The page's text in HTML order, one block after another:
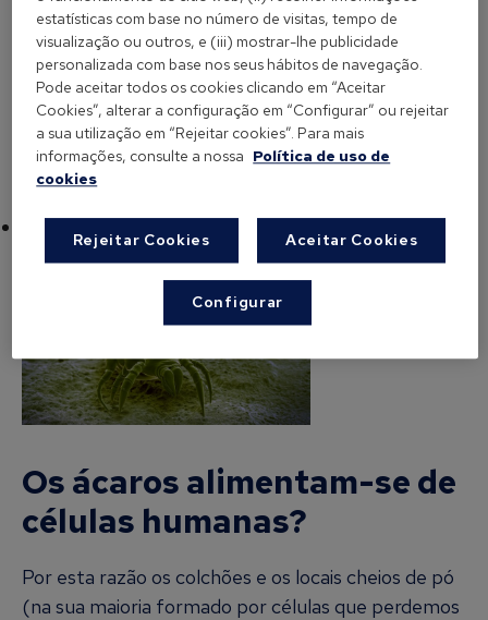
contrário, nas regiões do interior da península há
pouca presença de ácaros, já que o clima é seco,
devido a uma humidade relativa abaixo dos 50%.
Os ácaros alimentam-se de células humanas?
Os ácaros alimentam-se de
células humanas?
Por esta razão os colchões e os locais cheios de pó
(na sua maioria formado por células que perdemos
estatísticas com base no número de visitas, tempo de
visualização ou outros, e (iii) mostrar-lhe publicidade
personalizada com base nos seus hábitos de navegação.
Pode aceitar todos os cookies clicando em “Aceitar
Cookies”, alterar a configuração em “Configurar” ou rejeitar
a sua utilização em “Rejeitar cookies”. Para mais
informações, consulte a nossa Política de uso de
cookies
Rejeitar Cookies Aceitar Cookies
Configurar